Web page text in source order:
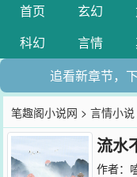
首页 玄幻
科幻
言情
追看新章节，
笔趣阁小说网 >言情小说
流水
作者：